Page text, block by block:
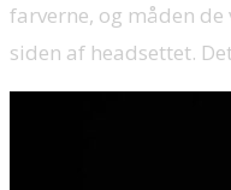
farverne, og måden
siden af headsettet.